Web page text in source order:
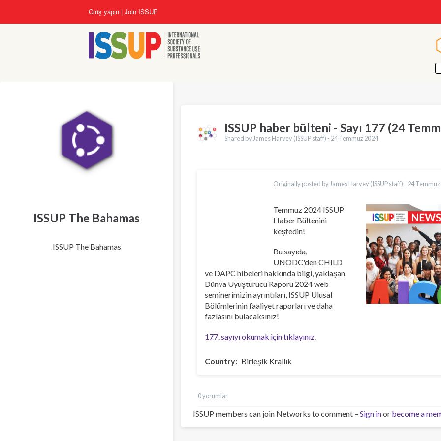
atla
Giriş yapın Join ISSUP
ISSUP The Bahamas
ISSUP The Bahamas
ISSUP haber bülteni - Sayı 177 (24
Shared by James Harvey (ISSUP staff) - 24 Temmuz 2024
Originally posted by James Harvey (ISSUP staff) - 24
Temmuz 2024 ISSUP
Haber Bültenini
keşfedin!
Bu sayıda,
UNODC'den CHILD
ve DAPC hibeleri hakkında bilgi, yaklaşan
Dünya Uyuşturucu Raporu 2024 web
seminerimizin ayrıntıları, ISSUP Ulusal
Bölümlerinin faaliyet raporları ve daha
fazlasını bulacaksınız!
177. sayıyı okumak için tıklayınız.
Country Birleşik Krallık
0 yorumlar
ISSUP members can join Networks to comment – Sign inor become a